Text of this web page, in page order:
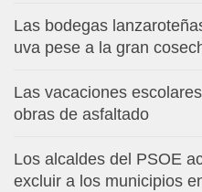
Las bodegas
uva pese a la gran
Las vacaciones
obras de asfaltado
Los alcaldes del PSOE
excluir a los municipios